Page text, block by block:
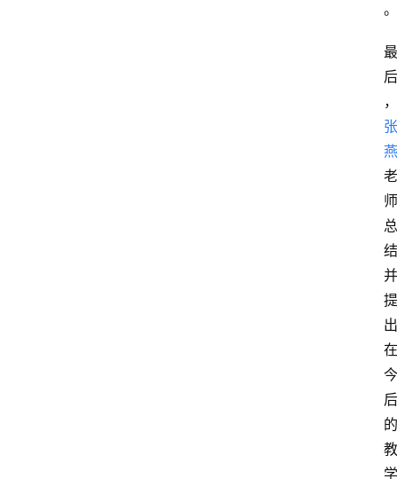
。
最
后
，
张
燕
老
师
总
结
并
提
出
在
今
后
的
教
学